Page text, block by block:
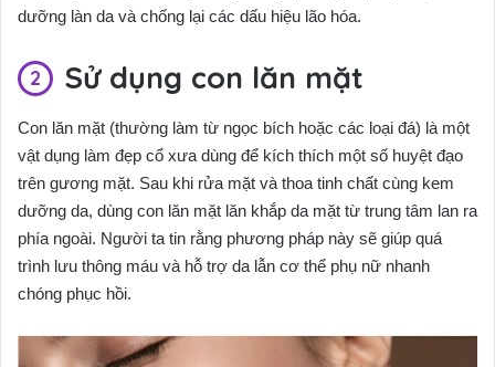
dưỡng làn da và chống lại các dấu hiệu lão hóa.
Sử dụng con lăn mặt
Con lăn mặt (thường làm từ ngọc bích hoặc các loại đá) là một
vật dụng làm đẹp cổ xưa dùng để kích thích một số huyệt đạo
trên gương mặt. Sau khi rửa mặt và thoa tinh chất cùng kem
dưỡng da, dùng con lăn mặt lăn khắp da mặt từ trung tâm lan ra
phía ngoài. Người ta tin rằng phương pháp này sẽ giúp quá
trình lưu thông máu và hỗ trợ da lẫn cơ thể phụ nữ nhanh
chóng phục hồi.